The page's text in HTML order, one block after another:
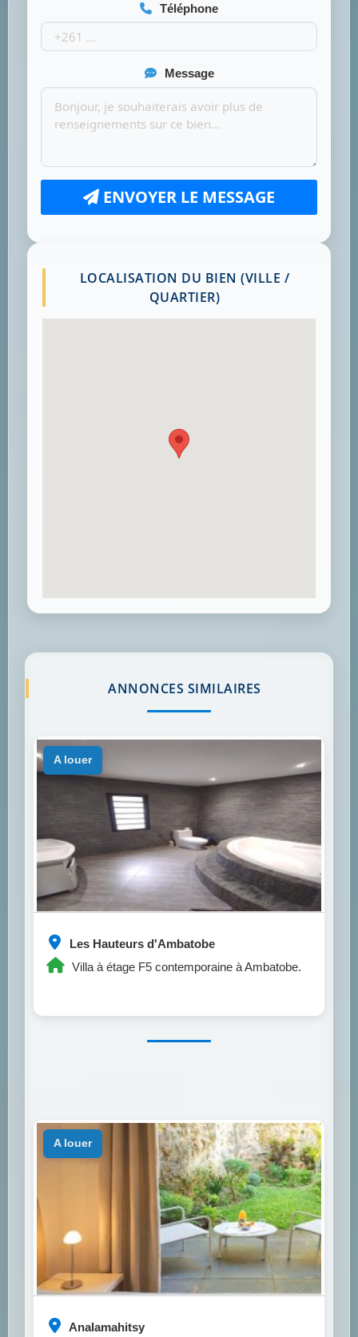
Téléphone
Message
ENVOYER LE MESSAGE
LOCALISATION DU BIEN (VILLE /
QUARTIER)
ANNONCES SIMILAIRES
Les Hauteurs d'Ambatobe
Villa à étage F5 contemporaine à Ambatobe.
a louer
Analamahitsy
a louer